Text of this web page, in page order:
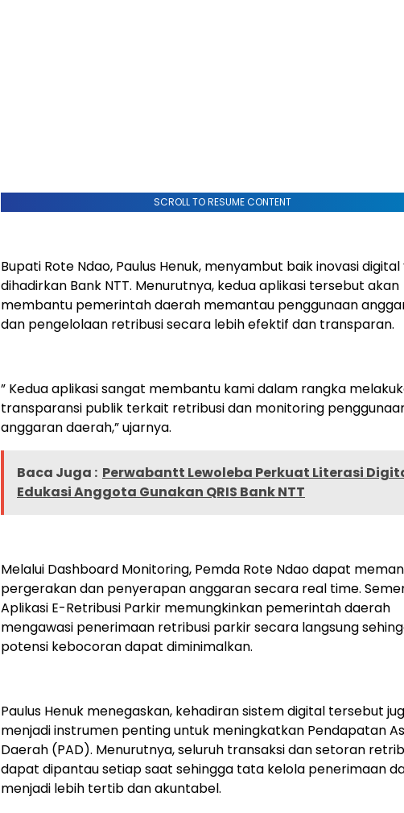
SCROLL TO RESUME CONTENT
Bupati Rote Ndao, Paulus Henuk, menyambut baik inovasi
dihadirkan Bank NTT. Menurutnya, kedua aplikasi tersebut akan
membantu pemerintah daerah memantau penggunaan
dan pengelolaan retribusi secara lebih efektif dan transparan.
” Kedua aplikasi sangat membantu kami dalam rangka
transparansi publik terkait retribusi dan monitoring
anggaran daerah,” ujarnya.
Baca Juga : Perwabantt Lewoleba Perkuat Literasi
Edukasi Anggota Gunakan QRIS Bank NTT
Melalui Dashboard Monitoring, Pemda Rote Ndao dapat
pergerakan dan penyerapan anggaran secara real time.
Aplikasi E-Retribusi Parkir memungkinkan pemerintah daerah
mengawasi penerimaan retribusi parkir secara langsung
potensi kebocoran dapat diminimalkan.
Paulus Henuk menegaskan, kehadiran sistem digital tersebut
menjadi instrumen penting untuk meningkatkan Pendapatan
Daerah (PAD). Menurutnya, seluruh transaksi dan setoran
dapat dipantau setiap saat sehingga tata kelola penerimaan
menjadi lebih tertib dan akuntabel.